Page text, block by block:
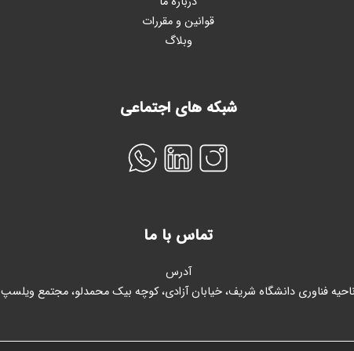
قوانین و مقررات
وبلاگ
شبکه های اجتماعی
تماس با ما
آدرس
فناوری دانشگاه شریف، خیابان آزادی، کوچه بیک محمدلو، مجتمع ویلسپ